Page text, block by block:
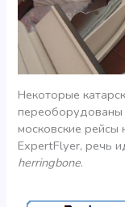
Некоторые
переоборудованы
московские рейсы
ExpertFlyer, речь
herringbone.